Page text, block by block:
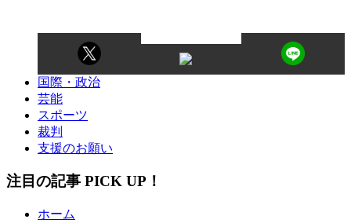
国際・政治
芸能
スポーツ
裁判
支援のお願い
注目の記事 PICK UP！
ホーム